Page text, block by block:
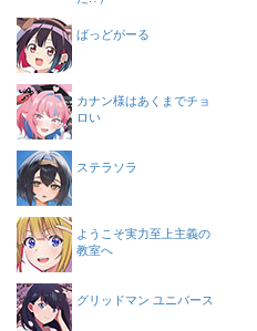
ばっどがーる
カナン様はあくまでチョ
ロい
ステラソラ
ようこそ実力至上主義の
教室へ
グリッドマン ユニバース